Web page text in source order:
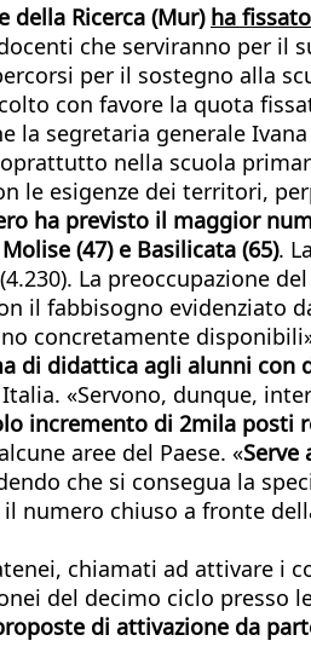
della Ricerca (Mur) ha
che serviranno per il
per il sostegno alla
con favore la quota
la segretaria generale
nella scuola
le esigenze dei territori,
ha previsto il maggior
(47) e Basilicata (65).
La preoccupazione
il fabbisogno evidenziato
concretamente
di didattica agli alunni
«Servono, dunque,
incremento di 2mila posti
aree del Paese. «
che si consegua la
numero chiuso a fronte
chiamati ad attivare i
del decimo ciclo presso
di attivazione da